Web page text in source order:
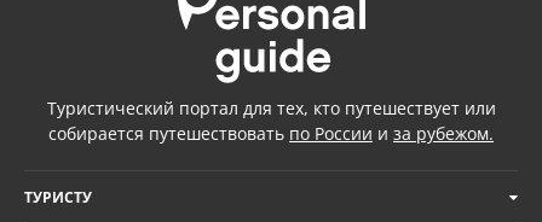
Туристический портал для тех, кто путешествует или
собирается путешествовать по России и за рубежом.
ТУРИСТУ